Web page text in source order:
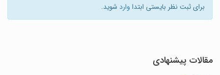
برای ثبت نظر بایستی ابتدا وارد شوید.
مقالات پیشنهادی